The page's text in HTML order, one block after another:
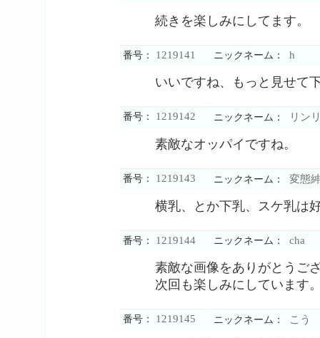
続きを楽しみにしてます。
番号： 1219141 ニックネーム： h
いいですね、もっと見せて
番号： 1219142 ニックネーム： リン
素敵なオッパイですね。
番号： 1219143 ニックネーム： 変態
横乳、とか下乳、スケ乳は
番号： 1219144 ニックネーム： cha
素敵な画像をありがとうご
次回も楽しみにしています
番号： 1219145 ニックネーム： こう